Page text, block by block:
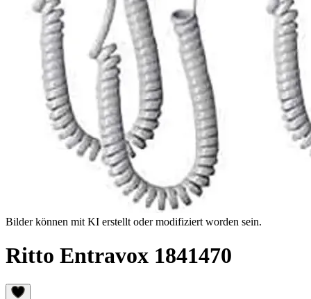
Bilder können mit KI erstellt oder modifiziert worden sein.
Ritto Entravox 1841470